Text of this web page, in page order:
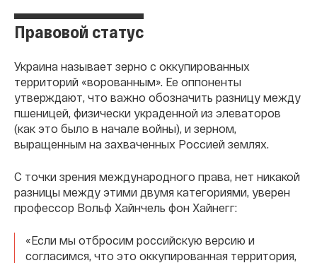
Правовой статус
Украина называет зерно с оккупированных
территорий «ворованным». Ее оппоненты
утверждают, что важно обозначить разницу между
пшеницей, физически украденной из элеваторов
(как это было в начале войны), и зерном,
выращенным на захваченных Россией землях.
С точки зрения международного права, нет никакой
разницы между этими двумя категориями, уверен
профессор Вольф Хайнчель фон Хайнегг:
«Если мы отбросим российскую версию и
согласимся, что это оккупированная территория,